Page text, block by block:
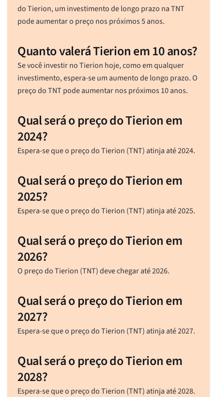
do Tierion, um investimento de longo prazo na TNT
pode aumentar o preço nos próximos 5 anos.
Quanto valerá Tierion em 10 anos?
Se você investir no Tierion hoje, como em qualquer
investimento, espera-se um aumento de longo prazo. O
preço do TNT pode aumentar nos próximos 10 anos.
Qual será o preço do Tierion em
2024?
Espera-se que o preço do Tierion (TNT) atinja até 2024.
Qual será o preço do Tierion em
2025?
Espera-se que o preço do Tierion (TNT) atinja até 2025.
Qual será o preço do Tierion em
2026?
O preço do Tierion (TNT) deve chegar até 2026.
Qual será o preço do Tierion em
2027?
Espera-se que o preço do Tierion (TNT) atinja até 2027.
Qual será o preço do Tierion em
2028?
Espera-se que o preço do Tierion (TNT) atinja até 2028.